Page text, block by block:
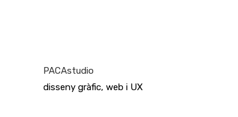
PACAstudio
disseny gràfic, web i UX